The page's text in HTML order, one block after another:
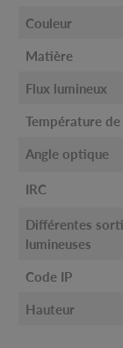
Couleur
Matière
Flux lumineux
Température
Angle optique
IRC
Différentes
lumineuses
Code IP
Hauteur